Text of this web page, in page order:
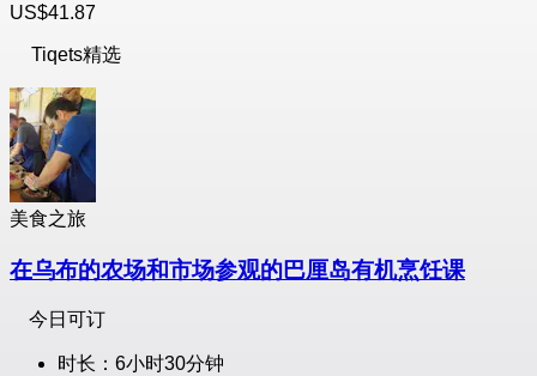
US$41.87
Tiqets精选
美食之旅
在乌布的农场和市场参观的巴厘岛有机烹饪课
今日可订
时长：6小时30分钟